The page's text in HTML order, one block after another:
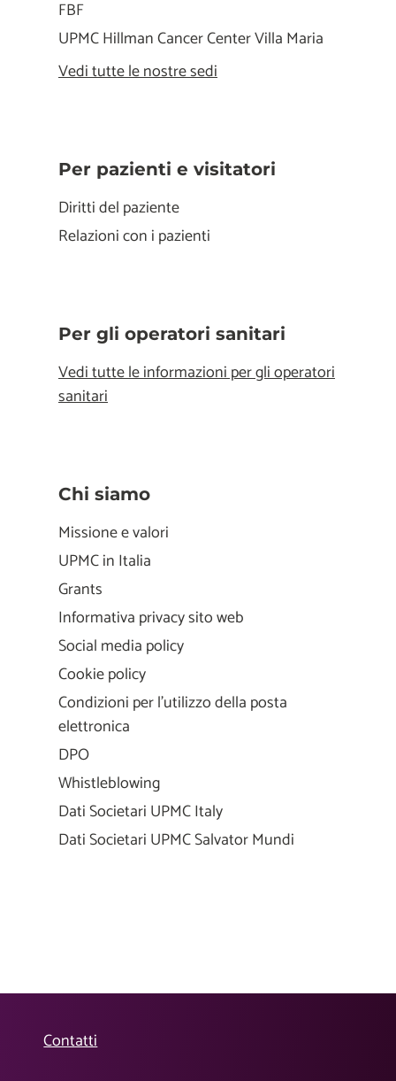
FBF
UPMC Hillman Cancer Center Villa Maria
Vedi tutte le nostre sedi
Per pazienti e visitatori
Diritti del paziente
Relazioni con i pazienti
Per gli operatori sanitari
Vedi tutte le informazioni per gli operatori
sanitari
Chi siamo
Missione e valori
UPMC in Italia
Grants
Informativa privacy sito web
Social media policy
Cookie policy
Condizioni per l'utilizzo della posta
elettronica
DPO
Whistleblowing
Dati Societari UPMC Italy
Dati Societari UPMC Salvator Mundi
Contatti